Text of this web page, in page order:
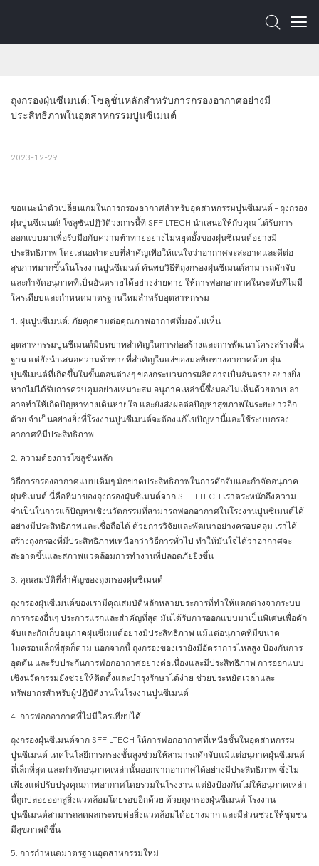
ถุงกรองฝุ่นซีเมนต์: โซลูชั่นหลักสำหรับการกรองอากาศอย่างมี
ประสิทธิภาพในอุตสาหกรรมปูนซีเมนต์
2023-12-29
ขอแนะนำตัวเปลี่ยนเกมในการกรองอากาศสำหรับอุตสาหกรรมปูนซีเมนต์ – ถุงกรอง
ฝุ่นปูนซีเมนต์! โซลูชันปฏิวัติวงการนี้ที่ SFFILTECH นำเสนอให้กับคุณ ได้รับการ
ออกแบบมาเพื่อรับมือกับความท้าทายอย่างไม่หยุดยั้งของฝุ่นซีเมนต์อย่างมี
ประสิทธิภาพ โดยเสนอคำตอบที่สำคัญเพื่อให้แน่ใจว่าอากาศจะสะอาดและดีต่อ
สุขภาพมากขึ้นในโรงงานปูนซีเมนต์ ค้นพบวิธีที่ถุงกรองฝุ่นซีเมนต์สามารถดักจับ
และกำจัดอนุภาคที่เป็นอันตรายได้อย่างง่ายดาย ให้การฟอกอากาศในระดับที่ไม่มี
ใครเทียบและกำหนดมาตรฐานใหม่สำหรับอุตสาหกรรม
1. ฝุ่นปูนซีเมนต์: ภัยคุกคามต่อคุณภาพอากาศที่มองไม่เห็น
อุตสาหกรรมปูนซีเมนต์มีบทบาทสำคัญในการก่อสร้างและการพัฒนาโครงสร้างพื้น
ฐาน แต่ยังนำเสนอความท้าทายที่สำคัญในแง่ของมลพิษทางอากาศด้วย ฝุ่น
ปูนซีเมนต์ที่เกิดขึ้นในขั้นตอนต่างๆ ของกระบวนการผลิตอาจเป็นอันตรายอย่างยิ่ง
หากไม่ได้รับการควบคุมอย่างเหมาะสม อนุภาคเหล่านี้ซึ่งมองไม่เห็นด้วยตาเปล่า
อาจทำให้เกิดปัญหาทางเดินหายใจ และยังส่งผลต่อปัญหาสุขภาพในระยะยาวอีก
ด้วย จำเป็นอย่างยิ่งที่โรงงานปูนซีเมนต์จะต้องแก้ไขปัญหานี้และใช้ระบบกรอง
อากาศที่มีประสิทธิภาพ
2. ความต้องการโซลูชั่นหลัก
วิธีการกรองอากาศแบบเดิมๆ มักขาดประสิทธิภาพในการดักจับและกำจัดอนุภาค
ฝุ่นซีเมนต์ นี่คือที่มาของถุงกรองฝุ่นซีเมนต์จาก SFFILTECH เราตระหนักถึงความ
จำเป็นในการแก้ปัญหาเชิงนวัตกรรมที่สามารถฟอกอากาศในโรงงานปูนซีเมนต์ได้
อย่างมีประสิทธิภาพและเชื่อถือได้ ด้วยการวิจัยและพัฒนาอย่างครอบคลุม เราได้
สร้างถุงกรองที่มีประสิทธิภาพเหนือกว่าวิธีการทั่วไป ทำให้มั่นใจได้ว่าอากาศจะ
สะอาดขึ้นและสภาพแวดล้อมการทำงานที่ปลอดภัยยิ่งขึ้น
3. คุณสมบัติที่สำคัญของถุงกรองฝุ่นซีเมนต์
ถุงกรองฝุ่นซีเมนต์ของเรามีคุณสมบัติหลักหลายประการที่ทำให้แตกต่างจากระบบ
การกรองอื่นๆ ประการแรกและสำคัญที่สุด มันได้รับการออกแบบมาเป็นพิเศษเพื่อดัก
จับและกักเก็บอนุภาคฝุ่นซีเมนต์อย่างมีประสิทธิภาพ แม้แต่อนุภาคที่มีขนาด
ไมครอนเล็กที่สุดก็ตาม นอกจากนี้ ถุงกรองของเรายังมีอัตราการไหลสูง ป้องกันการ
อุดตัน และรับประกันการฟอกอากาศอย่างต่อเนื่องและมีประสิทธิภาพ การออกแบบ
เชิงนวัตกรรมยังช่วยให้ติดตั้งและบำรุงรักษาได้ง่าย ช่วยประหยัดเวลาและ
ทรัพยากรสำหรับผู้ปฏิบัติงานในโรงงานปูนซีเมนต์
4. การฟอกอากาศที่ไม่มีใครเทียบได้
ถุงกรองฝุ่นซีเมนต์จาก SFFILTECH ให้การฟอกอากาศที่เหนือชั้นในอุตสาหกรรม
ปูนซีเมนต์ เทคโนโลยีการกรองขั้นสูงช่วยให้สามารถดักจับแม้แต่อนุภาคฝุ่นซีเมนต์
ที่เล็กที่สุด และกำจัดอนุภาคเหล่านั้นออกจากอากาศได้อย่างมีประสิทธิภาพ ซึ่งไม่
เพียงแต่ปรับปรุงคุณภาพอากาศโดยรวมในโรงงาน แต่ยังป้องกันไม่ให้อนุภาคเหล่า
นี้ถูกปล่อยออกสู่สิ่งแวดล้อมโดยรอบอีกด้วย ด้วยถุงกรองฝุ่นซีเมนต์ โรงงาน
ปูนซีเมนต์สามารถลดผลกระทบต่อสิ่งแวดล้อมได้อย่างมาก และมีส่วนช่วยให้ชุมชน
มีสุขภาพดีขึ้น
5. การกำหนดมาตรฐานอุตสาหกรรมใหม่